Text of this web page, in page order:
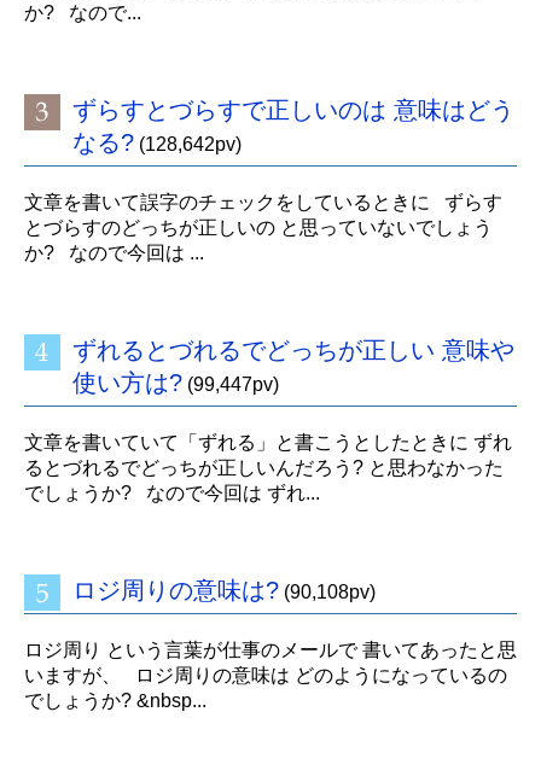
か? なので...
ずらすとづらすで正しいのは 意味はどう
なる? (128,642pv)
文章を書いて誤字のチェックをしているときに ずらす
とづらすのどっちが正しいの と思っていないでしょう
か? なので今回は ...
ずれるとづれるでどっちが正しい 意味や
使い方は? (99,447pv)
文章を書いていて「ずれる」と書こうとしたときに ずれ
るとづれるでどっちが正しいんだろう? と思わなかった
でしょうか? なので今回は ずれ...
ロジ周りの意味は? (90,108pv)
ロジ周り という言葉が仕事のメールで 書いてあったと思
いますが、 ロジ周りの意味は どのようになっているの
でしょうか? &nbsp...